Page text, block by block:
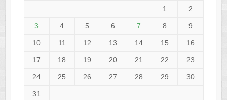
1 2
3 4 5 6 7 8 9
10 11 12 13 14 15 16
17 18 19 20 21 22 23
24 25 26 27 28 29 30
31